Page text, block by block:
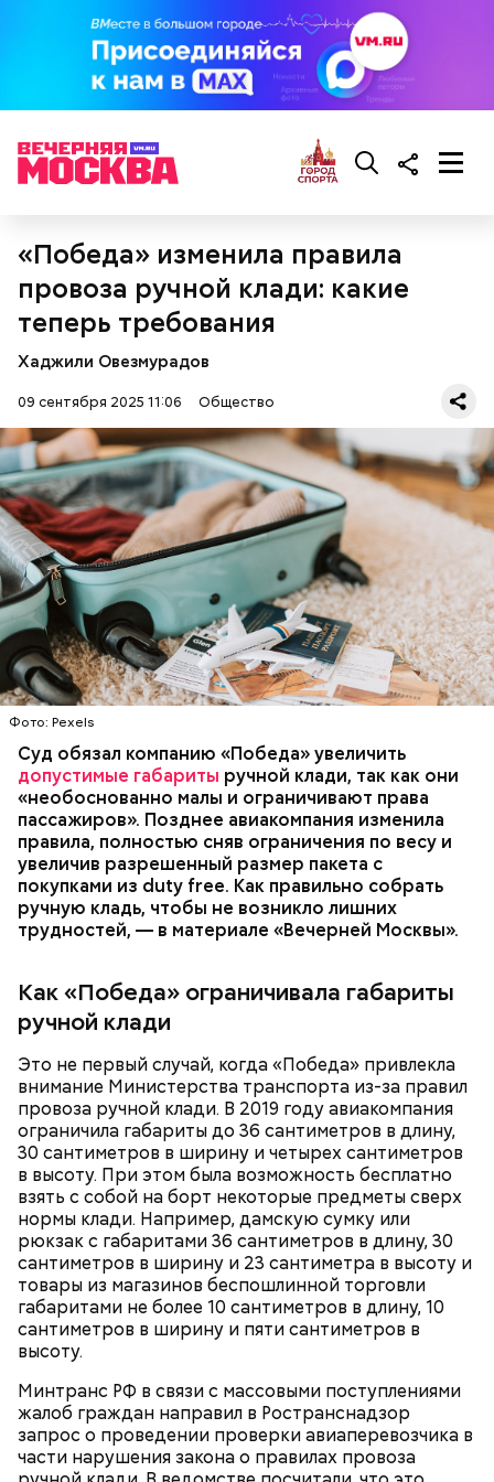
«Победа» изменила правила
провоза ручной клади: какие
теперь требования
Хаджили Овезмурадов
09 сентября 2025 11:06 Общество
Фото: Pexels
Суд обязал компанию «Победа» увеличить
допустимые габариты ручной клади, так как они
«необоснованно малы и ограничивают права
пассажиров». Позднее авиакомпания изменила
правила, полностью сняв ограничения по весу и
увеличив разрешенный размер пакета с
покупками из duty free. Как правильно собрать
ручную кладь, чтобы не возникло лишних
трудностей, — в материале «Вечерней Москвы».
Как «Победа» ограничивала габариты
ручной клади
Это не первый случай, когда «Победа» привлекла
внимание Министерства транспорта из-за правил
провоза ручной клади. В 2019 году авиакомпания
ограничила габариты до 36 сантиметров в длину,
30 сантиметров в ширину и четырех сантиметров
в высоту. При этом была возможность бесплатно
взять с собой на борт некоторые предметы сверх
нормы клади. Например, дамскую сумку или
рюкзак с габаритами 36 сантиметров в длину, 30
сантиметров в ширину и 23 сантиметра в высоту и
товары из магазинов беспошлинной торговли
габаритами не более 10 сантиметров в длину, 10
сантиметров в ширину и пяти сантиметров в
высоту.
Минтранс РФ в связи с массовыми поступлениями
жалоб граждан направил в Ространснадзор
запрос о проведении проверки авиаперевозчика в
части нарушения закона о правилах провоза
К обжаренным овощам можно добавить кисло-
сладкий соус, а затем добавить их к курице.
Получится очень вкусное блюдо.
Обжаренные кабачки с баклажанами
Ингредиенты:
мука:
кабачки;
баклажаны.